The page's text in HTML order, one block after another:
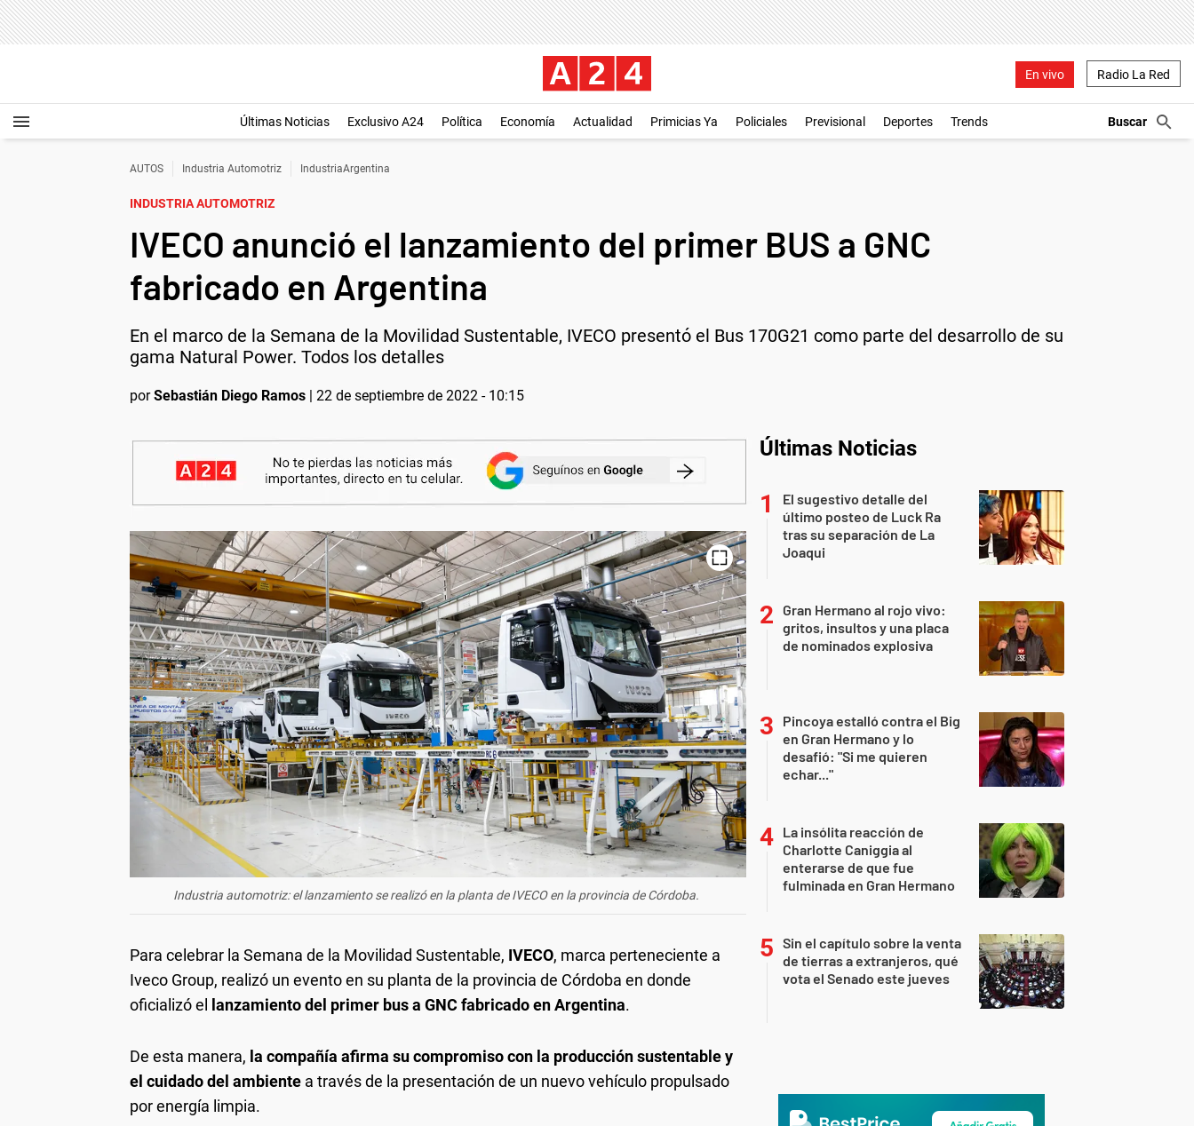
En vivo Radio La Red
Últimas Noticias Exclusivo A24 Política Economía Actualidad Primicias Ya Policiales Previsional Deportes Trends
AUTOS Industria Automotriz IndustriaArgentina
INDUSTRIA AUTOMOTRIZ
IVECO anunció el lanzamiento del primer BUS a GNC
fabricado en Argentina
En el marco de la Semana de la Movilidad Sustentable, IVECO presentó el Bus 170G21 como parte del desarrollo de su
gama Natural Power. Todos los detalles
porSebastián Diego Ramos | 22 de septiembre de 2022 - 10:15
Industria automotriz: el lanzamiento se realizó en la planta de IVECO en la provincia de Córdoba.
Para celebrar la Semana de la Movilidad Sustentable, IVECO, marca perteneciente a
Iveco Group, realizó un evento en su planta de la provincia de Córdoba en donde
oficializó el
lanzamiento del primer bus a GNC fabricado en Argentina.
De esta manera, la compañía afirma su compromiso con la producción sustentable y
el cuidado del ambiente a través de la presentación de un nuevo vehículo propulsado
por energía limpia.
Últimas Noticias
El sugestivo detalle del
último posteo de Luck Ra
tras su separación de La
Joaqui
Gran Hermano al rojo vivo:
gritos, insultos y una placa
de nominados explosiva
Pincoya estalló contra el Big
en Gran Hermano y lo
desafió: "Si me quieren
echar..."
La insólita reacción de
Charlotte Caniggia al
enterarse de que fue
fulminada en Gran Hermano
Sin el capítulo sobre la venta
de tierras a extranjeros, qué
vota el Senado este jueves